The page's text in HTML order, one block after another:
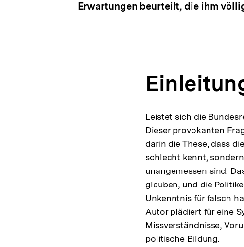
Erwartungen beurteilt, die ihm
Leistet sich die
Dieser provokanten
darin die These, dass
schlecht kennt,
unangemessen sind.
glauben, und die
Unkenntnis für falsch
Autor plädiert für eine
Missverständnisse,
politische Bildung.